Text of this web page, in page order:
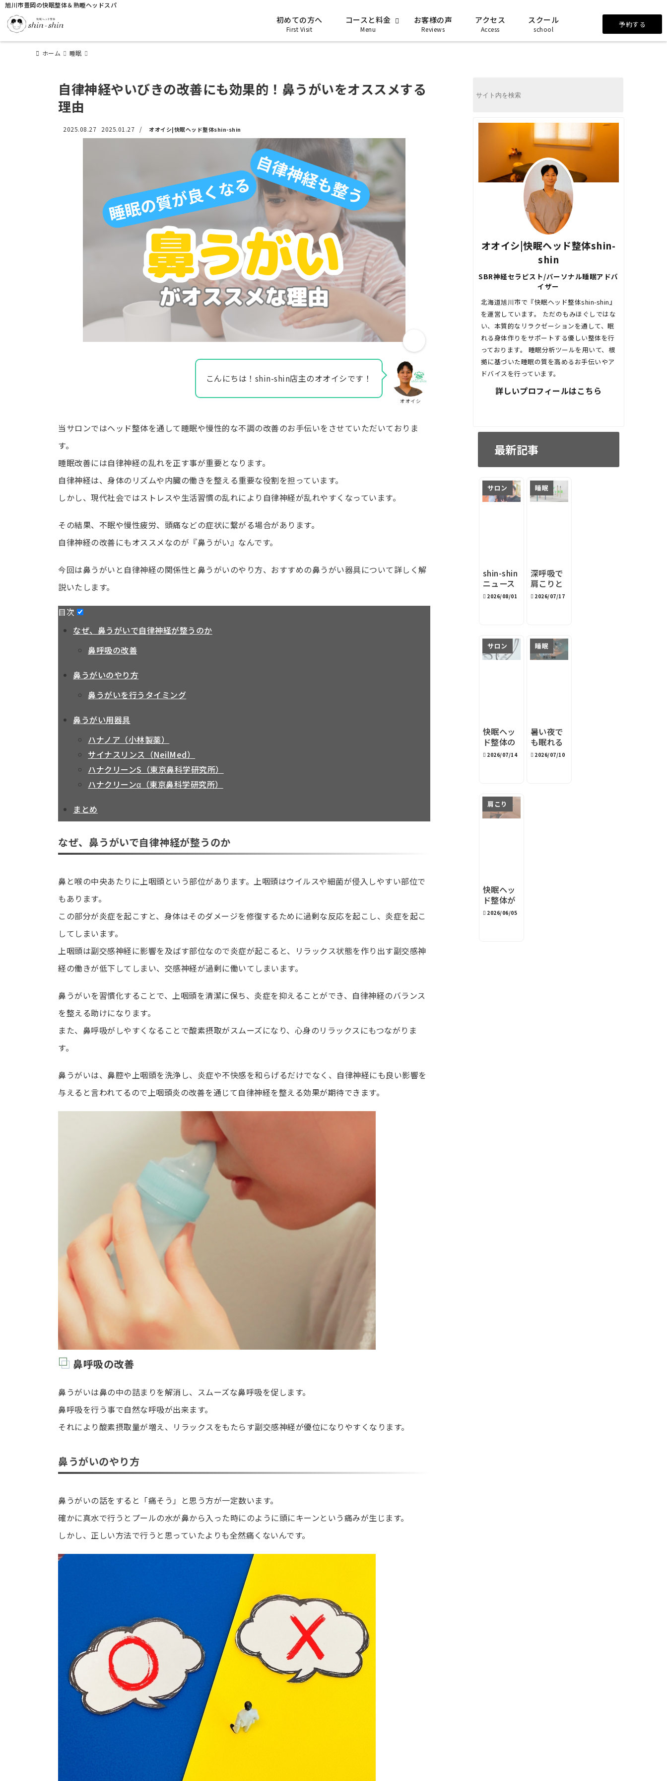
旭川市豊岡の快眠整体＆熟睡ヘッドスパ
初めての方へ
First Visit
コースと料金
Menu
お客様の声
Reviews
アクセス
Access
スクール
school
予約する
ホーム 睡眠
自律神経やいびきの改善にも効果的！鼻うがいをオススメする
理由
2025.08.27 2025.01.27 / オオイシ|快眠ヘッド整体shin-shin
オオイシ
こんにちは！shin-shin店主のオオイシです！
当サロンではヘッド整体を通して睡眠や慢性的な不調の改善のお手伝いをさせていただいておりま
す。
睡眠改善には自律神経の乱れを正す事が重要となります。
自律神経は、身体のリズムや内臓の働きを整える重要な役割を担っています。
しかし、現代社会ではストレスや生活習慣の乱れにより自律神経が乱れやすくなっています。
その結果、不眠や慢性疲労、頭痛などの症状に繋がる場合があります。
自律神経の改善にもオススメなのが『鼻うがい』なんです。
今回は鼻うがいと自律神経の関係性と鼻うがいのやり方、おすすめの鼻うがい器具について詳しく解
説いたします。
目次
なぜ、鼻うがいで自律神経が整うのか
鼻呼吸の改善
鼻うがいのやり方
鼻うがいを行うタイミング
鼻うがい用器具
ハナノア（小林製薬）
サイナスリンス（NeilMed）
ハナクリーンS（東京鼻科学研究所）
ハナクリーンα（東京鼻科学研究所）
まとめ
なぜ、鼻うがいで自律神経が整うのか
鼻と喉の中央あたりに上咽頭という部位があります。上咽頭はウイルスや細菌が侵入しやすい部位で
もあります。
この部分が炎症を起こすと、身体はそのダメージを修復するために過剰な反応を起こし、炎症を起こ
してしまいます。
上咽頭は副交感神経に影響を及ばす部位なので炎症が起こると、リラックス状態を作り出す副交感神
経の働きが低下してしまい、交感神経が過剰に働いてしまいます。
鼻うがいを習慣化することで、上咽頭を清潔に保ち、炎症を抑えることができ、自律神経のバランス
を整える助けになります。
また、鼻呼吸がしやすくなることで酸素摂取がスムーズになり、心身のリラックスにもつながりま
す。
鼻うがいは、鼻腔や上咽頭を洗浄し、炎症や不快感を和らげるだけでなく、自律神経にも良い影響を
与えると言われてるので上咽頭炎の改善を通じて自律神経を整える効果が期待できます。
鼻呼吸の改善
鼻うがいは鼻の中の詰まりを解消し、スムーズな鼻呼吸を促します。
鼻呼吸を行う事で自然な呼吸が出来ます。
それにより酸素摂取量が増え、リラックスをもたらす副交感神経が優位になりやすくなります。
鼻うがいのやり方
鼻うがいの話をすると「痛そう」と思う方が一定数います。
確かに真水で行うとプールの水が鼻から入った時にのように頭にキーンという痛みが生じます。
しかし、正しい方法で行うと思っていたよりも全然痛くないんです。
オオイシ|快眠ヘッド整体shin-
shin
SBR神経セラピスト/パーソナル睡眠アドバ
イザー
北海道旭川市で『快眠ヘッド整体shin-shin』
を運営しています。 ただのもみほぐしではな
い、本質的なリラクゼーションを通して、眠
れる身体作りをサポートする優しい整体を行
っております。 睡眠分析ツールを用いて、根
拠に基づいた睡眠の質を高めるお手伝いやア
ドバイスを行っています。
詳しいプロフィールはこちら
最新記事
サロン
shin-shin
ニュース
レター
2026/08/01
睡眠
深呼吸で
肩こりと
睡眠を改
スston s
2026/07/17
サロン
快眠ヘッ
ド整体の
『目安時
2026/07/14
睡眠
暑い夜で
も眠れる
寝室環境
2026/07/10
肩こり
快眠ヘッ
ド整体が
100分の
2026/06/05